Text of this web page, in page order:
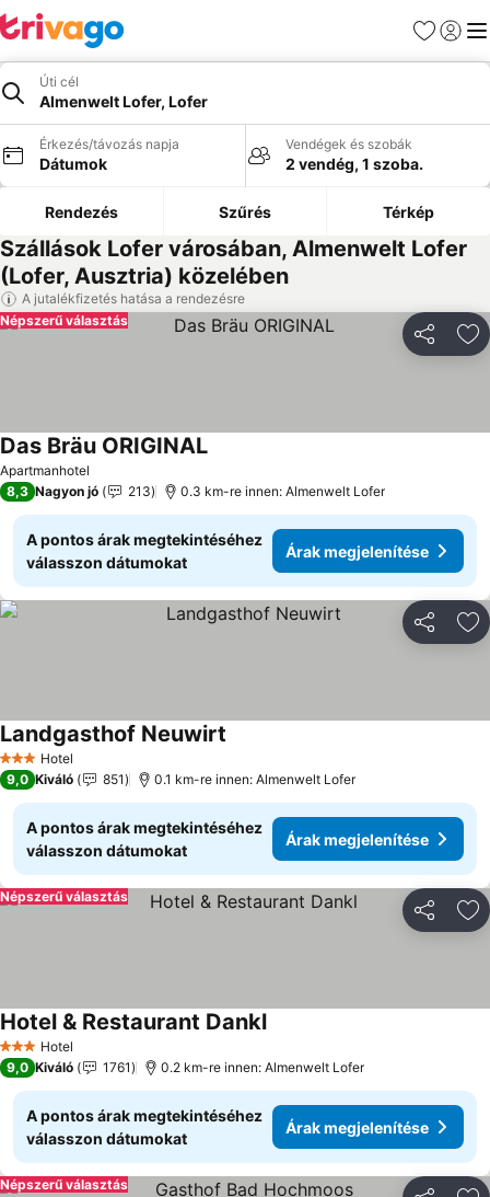
Kedvencek
Úti cél
Almenwelt Lofer, Lofer
Érkezés/távozás napja
Dátumok
Vendégek és szobák
2 vendég, 1 szoba.
Rendezés Szűrés Térkép
Szállások Lofer városában, Almenwelt Lofer
(Lofer, Ausztria) közelében
A jutalékfizetés hatása a rendezésre
Népszerű választás
Apartmanhotel
Das Bräu ORIGINAL
8,3 Nagyon jó 213 0.3 km-re innen: Almenwelt Lofer
A pontos árak megtekintéséhez
válasszon dátumokat
Árak megjelenítése
3 Kategória
Hotel
Landgasthof Neuwirt
9,0 Kiváló 851 0.1 km-re innen: Almenwelt Lofer
A pontos árak megtekintéséhez
válasszon dátumokat
Árak megjelenítése
Népszerű választás
3 Kategória
Hotel
Hotel & Restaurant Dankl
9,0 Kiváló 1761 0.2 km-re innen: Almenwelt Lofer
A pontos árak megtekintéséhez
válasszon dátumokat
Árak megjelenítése
Népszerű választás